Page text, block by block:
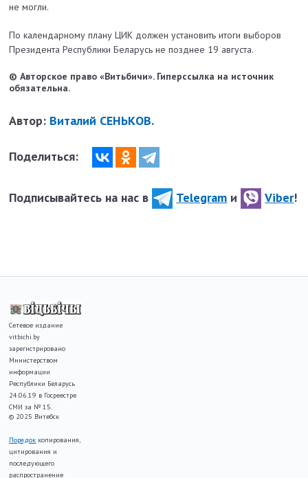
не могли.
По календарному плану ЦИК должен установить итоги выборов
Президента Республики Беларусь не позднее 19 августа.
© Авторское право «Витьбичи». Гиперссылка на источник
обязательна.
Автор: Виталий СЕНЬКОВ.
Поделиться:
Подписывайтесь на нас в Telegram и Viber!
Сетевое издание
vitbichi.by
зарегистрировано
Министерством
информации
Республики Беларусь
24.06.19 в Госреестре
СМИ за № 15.
© 2025 Витебск
Порядок копирования,
цитирования и
последующего
распространение